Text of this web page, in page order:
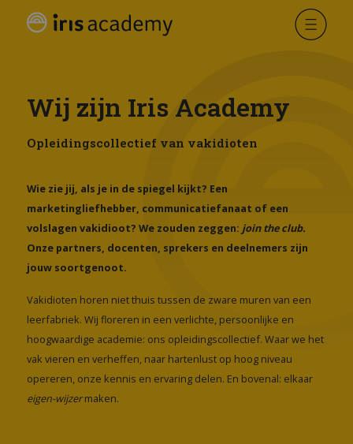
Wij zijn Iris Academy
Opleidingscollectief van vakidioten
Wie zie jij, als je in de spiegel kijkt? Een
marketingliefhebber, communicatiefanaat of een
volslagen vakidioot? We zouden zeggen: join the club.
Onze partners, docenten, sprekers en deelnemers zijn
jouw soortgenoot.
Vakidioten horen niet thuis tussen de zware muren van een
leerfabriek. Wij floreren in een verlichte, persoonlijke en
hoogwaardige academie: ons opleidingscollectief. Waar we het
vak vieren en verheffen, naar hartenlust op hoog niveau
opereren, onze kennis en ervaring delen. En bovenal: elkaar
eigen-wijzermaken.